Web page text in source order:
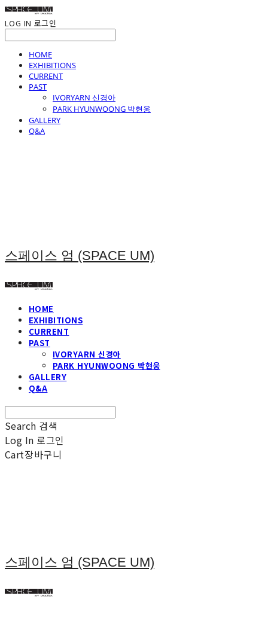
LOG IN 로그인
HOME
EXHIBITIONS
CURRENT
PAST
IVORYARN 신경아
PARK HYUNWOONG 박현웅
GALLERY
Q&A
스페이스 엄 (SPACE UM)
HOME
EXHIBITIONS
CURRENT
PAST
IVORYARN 신경아
PARK HYUNWOONG 박현웅
GALLERY
Q&A
Search 검색
Log In 로그인
Cart장바구니
스페이스 엄 (SPACE UM)